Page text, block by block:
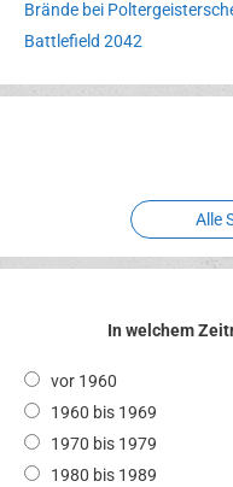
Brände bei
Battlefield 2042
Erlebnispark
Alle
In welchem
vor 1960
1960 bis 1969
1970 bis 1979
1980 bis 1989